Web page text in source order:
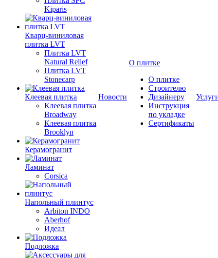
Kiparis
Кварц-виниловая
плитка LVT
Плитка LVT
Natural Relief
Плитка LVT
Stonecarp
Клеевая плитка
Клеевая плитка
Broadway
Клеевая плитка
Brooklyn
Керамогранит
Ламинат
Corsica
Напольный плинтус
Arbiton INDO
Aberhof
Идеал
Подложка
Новости
О плитке
О плитке
Строителю
Дизайнеру
Инструкция
по укладке
Сертификаты